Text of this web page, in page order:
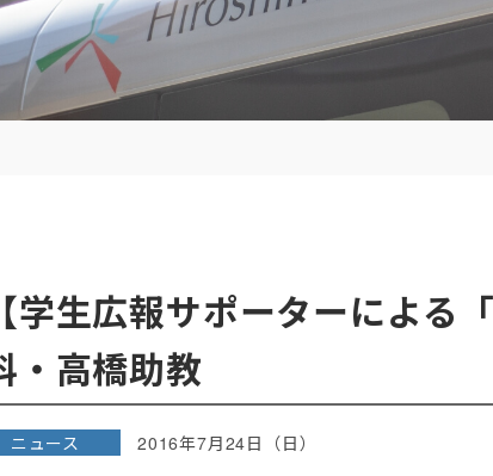
【学生広報サポーターによ
・高橋助教
ニュース 2016年7月24日（日）